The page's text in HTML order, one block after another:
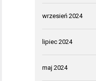
wrzesień 2024
lipiec 2024
maj 2024